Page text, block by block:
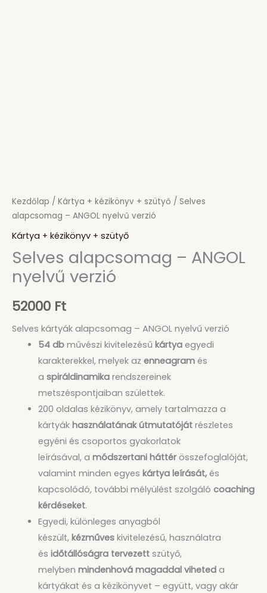
Kezdőlap / Kártya + kézikönyv + szütyő / Selves
alapcsomag – ANGOL nyelvű verzió
Kártya + kézikönyv + szütyő
Selves alapcsomag – ANGOL
nyelvű verzió
52000 Ft
Selves kártyák alapcsomag – ANGOL nyelvű verzió
54 db művészi kivitelezésűkártyaegyedi
karakterekkel, melyek az enneagramés
a spiráldinamikarendszereinek
metszéspontjaiban születtek.
200 oldalas kézikönyv, amely tartalmazza a
kártyák használatának útmutatójátrészletes
egyéni és csoportos gyakorlatok
leírásával, a módszertani háttérösszefoglalóját,
valamint minden egyes kártya leírását,és
kapcsolódó, további mélyülést szolgáló coaching
kérdéseket.
Egyedi, különleges anyagból
készült, kézműveskivitelezésű, használatra
és időtállóságra tervezettszütyő,
melyben mindenhová magaddal viheteda
kártyákat és a kézikönyvet – együtt, vagy akár